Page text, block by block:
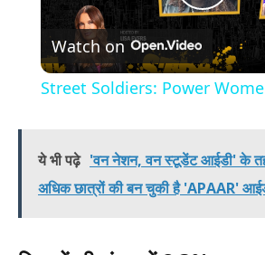
Play
Watch on
Street Soldiers: Power
ये भी पढ़े 'वन नेशन, वन स्टूडेंट आईडी' के
अधिक छात्रों की बन चुकी है 'APAAR'